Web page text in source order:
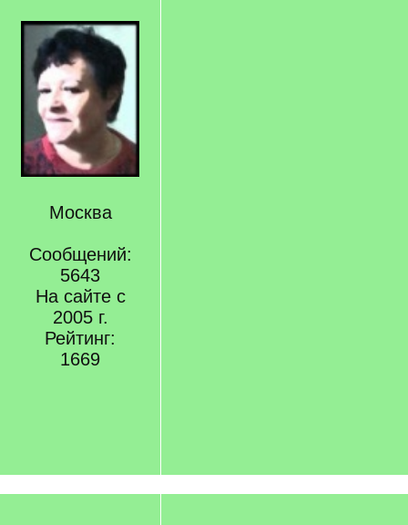
Москва
Сообщений:
5643
На сайте с
2005 г.
Рейтинг:
1669